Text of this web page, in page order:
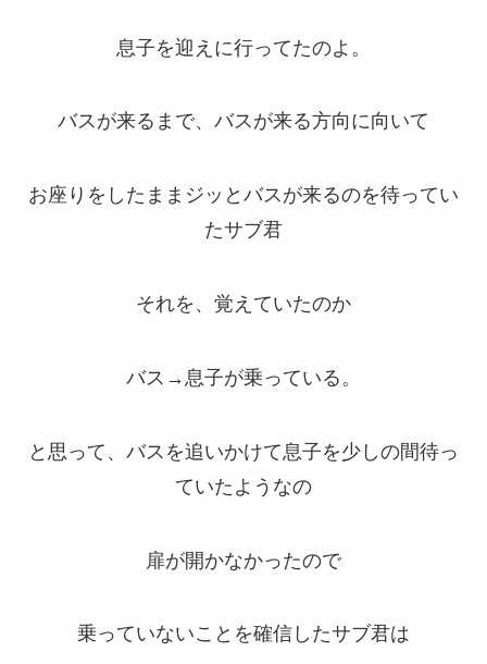
息子を迎えに行ってたのよ。
バスが来るまで、バスが来る方向に向いて
お座りをしたままジッとバスが来るのを待ってい
たサブ君
それを、覚えていたのか
バス→息子が乗っている。
と思って、バスを追いかけて息子を少しの間待っ
ていたようなの
扉が開かなかったので
乗っていないことを確信したサブ君は